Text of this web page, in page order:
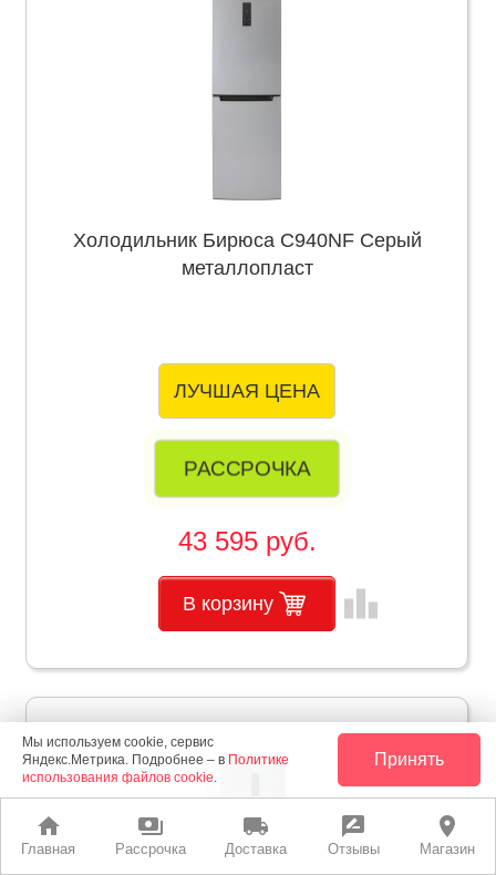
home
Главная
payments
Рассрочка
local_shipping
Доставка
rate_review
Отзывы
place
Магазин
Холодильник Бирюса C940NF Серый
металлопласт
ЛУЧШАЯ ЦЕНА
РАССРОЧКА
43 595 руб.
В корзину leaderboard
Мы используем cookie, сервис
Яндекс.Метрика. Подробнее – в Политике
использования файлов cookie.
Принять